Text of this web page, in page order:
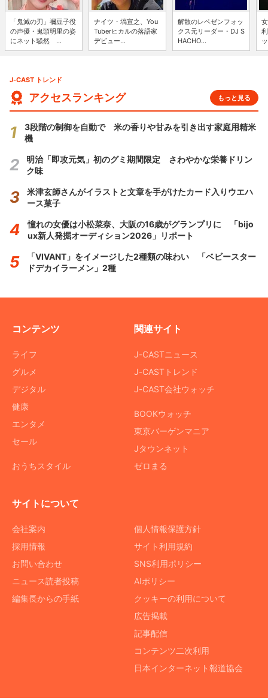
「鬼滅の刃」禰豆子役
の声優・鬼頭明里の姿
にネット騒然 ...
ナイツ・塙宣之、You
Tuberヒカルの落語家
デビュー...
解散のレペゼンフォッ
クス元リーダー・DJ S
HACHO...
J-CAST トレンド
アクセスランキング もっと見る
3段階の制御を自動で 米の香りや甘みを引き出す家庭用精米
機
明治「即攻元気」初のグミ期間限定 さわやかな栄養ドリン
ク味
米津玄師さんがイラストと文章を手がけたカード入りウエハ
ース菓子
憧れの女優は小松菜奈、大阪の16歳がグランプリに 「bijo
ux新人発掘オーディション2026」リポート
「VIVANT」をイメージした2種類の味わい 「ベビースター
ドデカイラーメン」2種
コンテンツ
ライフ
グルメ
デジタル
健康
エンタメ
セール
おうちスタイル
関連サイト
J-CASTニュース
J-CASTトレンド
J-CAST会社ウォッチ
BOOKウォッチ
東京バーゲンマニア
Jタウンネット
ゼロまる
サイトについて
会社案内
採用情報
お問い合わせ
ニュース読者投稿
編集長からの手紙
個人情報保護方針
サイト利用規約
SNS利用ポリシー
AIポリシー
クッキーの利用について
広告掲載
記事配信
コンテンツ二次利用
日本インターネット報道協会